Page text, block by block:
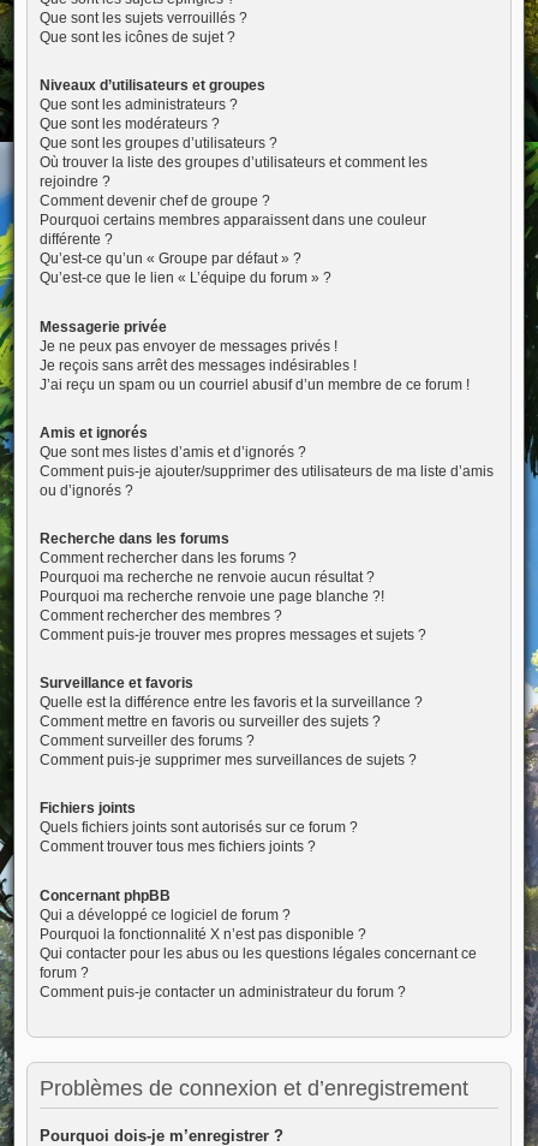
Que sont les sujets verrouillés ?
Que sont les icônes de sujet ?
Niveaux d’utilisateurs et groupes
Que sont les administrateurs ?
Que sont les modérateurs ?
Que sont les groupes d’utilisateurs ?
Où trouver la liste des groupes d’utilisateurs et comment les
rejoindre ?
Comment devenir chef de groupe ?
Pourquoi certains membres apparaissent dans une couleur
différente ?
Qu’est-ce qu’un « Groupe par défaut » ?
Qu’est-ce que le lien « L’équipe du forum » ?
Messagerie privée
Je ne peux pas envoyer de messages privés !
Je reçois sans arrêt des messages indésirables !
J’ai reçu un spam ou un courriel abusif d’un membre de ce forum !
Amis et ignorés
Que sont mes listes d’amis et d’ignorés ?
Comment puis-je ajouter/supprimer des utilisateurs de ma liste d’amis
ou d’ignorés ?
Recherche dans les forums
Comment rechercher dans les forums ?
Pourquoi ma recherche ne renvoie aucun résultat ?
Pourquoi ma recherche renvoie une page blanche ?!
Comment rechercher des membres ?
Comment puis-je trouver mes propres messages et sujets ?
Surveillance et favoris
Quelle est la différence entre les favoris et la surveillance ?
Comment mettre en favoris ou surveiller des sujets ?
Comment surveiller des forums ?
Comment puis-je supprimer mes surveillances de sujets ?
Fichiers joints
Quels fichiers joints sont autorisés sur ce forum ?
Comment trouver tous mes fichiers joints ?
Concernant phpBB
Qui a développé ce logiciel de forum ?
Pourquoi la fonctionnalité X n’est pas disponible ?
Qui contacter pour les abus ou les questions légales concernant ce
forum ?
Comment puis-je contacter un administrateur du forum ?
Problèmes de connexion et d’enregistrement
Pourquoi dois-je m’enregistrer ?